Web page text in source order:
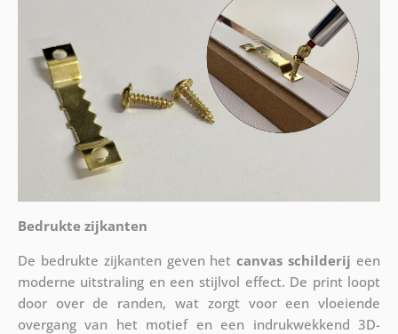
Bedrukte zijkanten
De bedrukte zijkanten geven hetcanvas schilderij een
moderne uitstraling en een stijlvol effect. De print loopt
door over de randen, wat zorgt voor een vloeiende
overgang van het motief en een indrukwekkend 3D-